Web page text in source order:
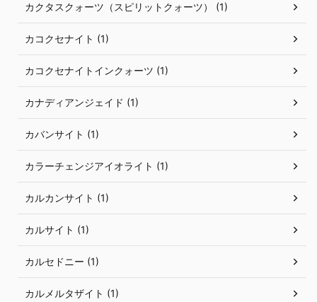
カクタスクォーツ（スピリットクォーツ） (1)
カコクセナイト (1)
カコクセナイトインクォーツ (1)
カナディアンジェイド (1)
カバンサイト (1)
カラーチェンジアイオライト (1)
カルカンサイト (1)
カルサイト (1)
カルセドニー (1)
カルメルタザイト (1)